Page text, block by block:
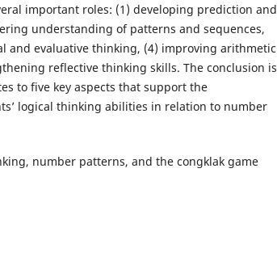
important roles: (1) developing prediction and
understanding of patterns and sequences,
and evaluative thinking, (4) improving arithmetic
reflective thinking skills. The conclusion is
to five key aspects that support the
logical thinking abilities in relation to number
number patterns, and the congklak game